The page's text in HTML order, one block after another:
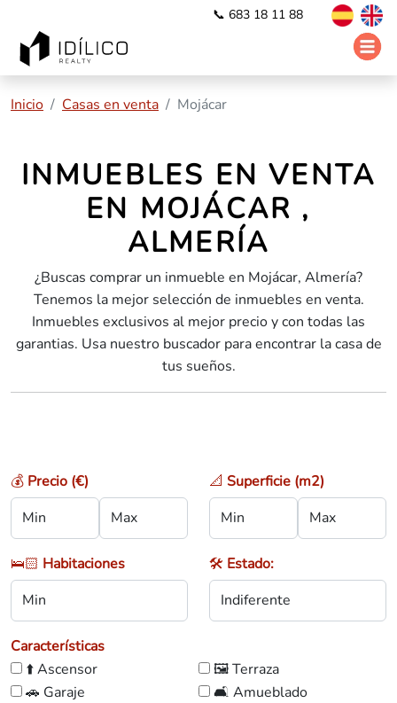
📞 683 18 11 88
Inicio Casas en venta Mojácar
INMUEBLES EN VENTA
EN MOJÁCAR ,
ALMERÍA
¿Buscas comprar un inmueble en Mojácar, Almería?
Tenemos la mejor selección de inmuebles en venta.
Inmuebles exclusivos al mejor precio y con todas las
garantias. Usa nuestro buscador para encontrar la casa de
tus sueños.
💰 Precio (€) 📐 Superficie (m2)
🛌🏻 Habitaciones 🛠️ Estado:
Características
⬆️ Ascensor
🖼️ Terraza
🚗 Garaje
🛋️ Amueblado